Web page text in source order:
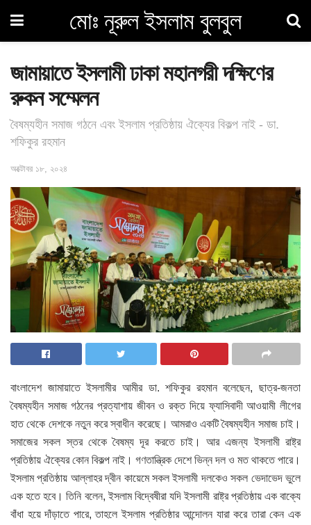
মোঃ নূরুল ইসলাম বুলবুল
জামায়াতে ইসলামী ঢাকা মহানগরী দক্ষিণের
রুকন সম্মেলন
বৈষম্যহীন সমাজ গঠনে এবং ইসলাম প্রতিষ্ঠায় ঐক্যের বিকল্প নাই - ডা.
শফিকুর রহমান
অক্টোবর ১৮, ২০২৪
বাংলাদেশ জামায়াতে ইসলামীর আমীর ডা. শফিকুর রহমান বলেছেন, ছাত্র-জনতা
বৈষম্যহীন সমাজ গঠনের প্রত্যাশায় জীবন ও রক্ত দিয়ে ফ্যাসিবাদী আওয়ামী লীগের
হাত থেকে দেশকে নতুন করে স্বাধীন করেছে। আমরাও একটি বৈষম্যহীন সমাজ চাই।
সমাজের সকল স্তর থেকে বৈষম্য দূর করতে চাই। আর এজন্য ইসলামী রাষ্ট্র
প্রতিষ্ঠায় ঐক্যের কোন বিকল্প নাই। গণতান্ত্রিক দেশে ভিন্ন দল ও মত থাকতে পারে।
ইসলাম প্রতিষ্ঠায় আল্লাহর দ্বীন কায়েমে সকল ইসলামী দলকেও সকল ভেদাভেদ ভুলে
এক হতে হবে। তিনি বলেন, ইসলাম বিদ্বেষীরা যদি ইসলামী রাষ্ট্র প্রতিষ্ঠায় এক বাক্যে
বাঁধা হয়ে দাঁড়াতে পারে, তাহলে ইসলাম প্রতিষ্ঠার আন্দোলন যারা করে তারা কেন এক